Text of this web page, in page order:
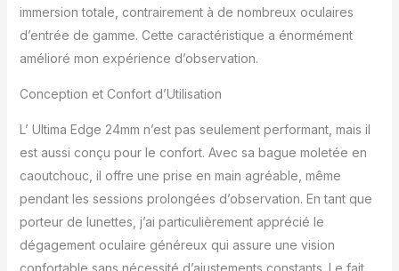
PLANÈTES, LES ÉTOILES
ET LA LUNE : le large
champ de vision
apparent à 65° vous
dans le ciel nocturne
OBSERVATION EN TOUT
CONFORT : dégagement
oculaire généreux de 29
mm et protection
oculaire en caoutchouc
rabattable pour une
visualisation confortable
avec ou sans lunettes.
immersion totale, contrairement à de nombreux oculaires
d’entrée de gamme. Cette caractéristique a énormément
amélioré mon expérience d’observation.
Conception et Confort d’Utilisation
L’ Ultima Edge 24mm n’est pas seulement performant, mais il
est aussi conçu pour le confort. Avec sa bague moletée en
caoutchouc, il offre une prise en main agréable, même
pendant les sessions prolongées d’observation. En tant que
porteur de lunettes, j’ai particulièrement apprécié le
dégagement oculaire généreux qui assure une vision
confortable sans nécessité d’ajustements constants. Le fait